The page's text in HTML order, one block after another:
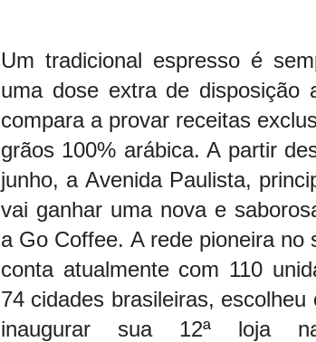
Um tradicional espresso é
uma dose extra de disposição
compara a provar receitas
grãos 100% arábica. A partir
junho, a Avenida Paulista,
vai ganhar uma nova e
a Go Coffee. A rede pioneira no
conta atualmente com 110
74 cidades brasileiras,
inaugurar sua 12ª loja